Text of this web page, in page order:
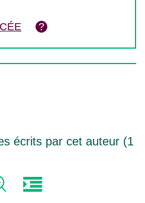
écrits par cet auteur (1